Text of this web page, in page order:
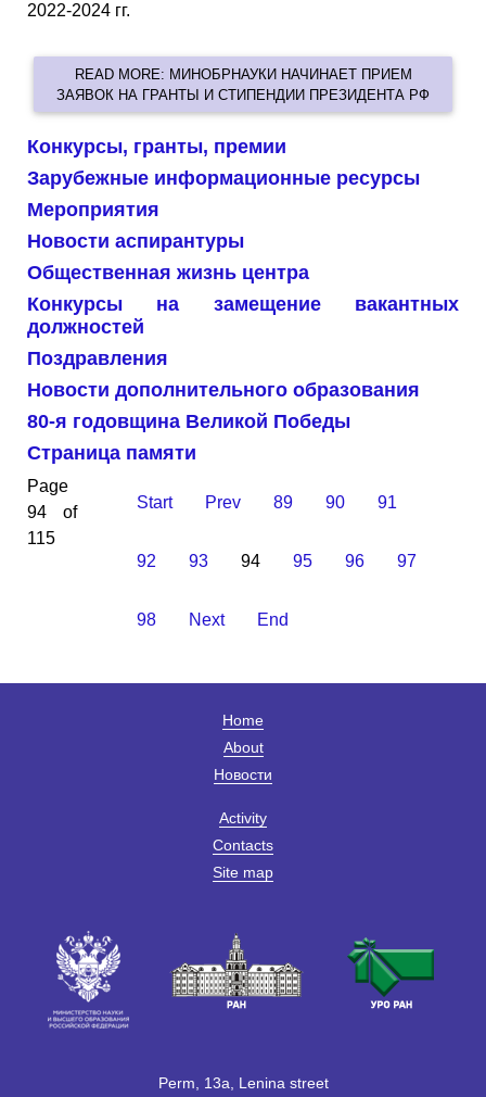
2022-2024 гг.
READ MORE: МИНОБРНАУКИ НАЧИНАЕТ ПРИЕМ
ЗАЯВОК НА ГРАНТЫ И СТИПЕНДИИ ПРЕЗИДЕНТА РФ
Конкурсы, гранты, премии
Зарубежные информационные ресурсы
Мероприятия
Новости аспирантуры
Общественная жизнь центра
Конкурсы на замещение вакантных
должностей
Поздравления
Новости дополнительного образования
80-я годовщина Великой Победы
Страница памяти
Page
94 of
115
Start Prev 89 90 91
92 93 94 95 96 97
98 Next End
Home
About
Новости
Activity
Contacts
Site map
Perm, 13a, Lenina street